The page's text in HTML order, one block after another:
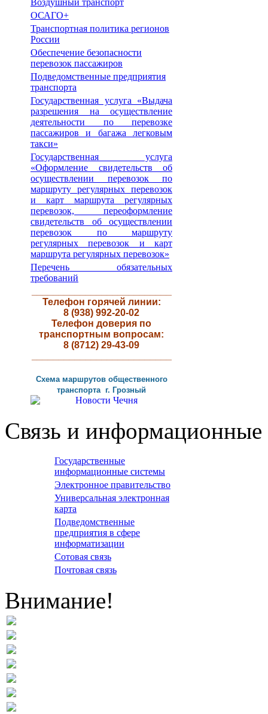
Воздушный транспорт
ОСАГО+
Транспортная политика регионов
России
Обеспечение безопасности
перевозок пассажиров
Подведомственные предприятия
транспорта
Государственная услуга «Выдача
разрешения на осуществление
деятельности по перевозке
пассажиров и багажа легковым
такси»
Государственная услуга
«Оформление свидетельств об
осуществлении перевозок по
маршруту регулярных перевозок
и карт маршрута регулярных
перевозок, переоформление
свидетельств об осуществлении
перевозок по маршруту
регулярных перевозок и карт
маршрута регулярных перевозок»
Перечень обязательных
требований
Телефон горячей линии:
8 (938) 992-20-02
Телефон доверия по
транспортным вопросам:
8 (8712) 29-43-09
Схема маршрутов общественного
транспорта г. Грозный
Связь и информационные
Государственные
информационные системы
Электронное правительство
Универсальная электронная
карта
Подведомственные
предприятия в сфере
информатизации
Сотовая связь
Почтовая связь
Внимание!